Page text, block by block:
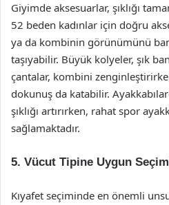
Giyimde aksesuarlar, şıklığı
52 beden kadınlar için doğru
ya da kombinin görünümünü
taşıyabilir. Büyük kolyeler, şık
çantalar, kombini
dokunuş da katabilir.
şıklığı artırırken, rahat spor
sağlamaktadır.
5. Vücut Tipine Uygun
Kıyafet seçiminde en önemli